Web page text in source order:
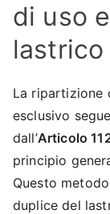
di uso
lastrico
La ripartizione
esclusivo
dall’Articolo
principio
Questo
duplice del